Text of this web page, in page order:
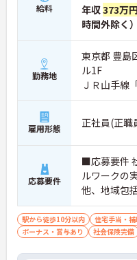
給料
年収373万
時間外除く）
勤務地
東京都 豊島
ル1F
ＪＲ山手線
雇用形態 正社員(正職
応募要件
■応募要件
ルワークの
他、地域包
ど）
駅から徒歩10分以内 住宅手当・
ボーナス・賞与あり
社会保険完備